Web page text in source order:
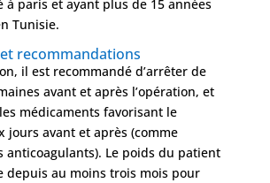
à paris et ayant plus de 15 années
Tunisie.
recommandations
il est recommandé d’arrêter de
avant et après l’opération, et
médicaments favorisant le
jours avant et après (comme
anticoagulants). Le poids du patient
depuis au moins trois mois pour